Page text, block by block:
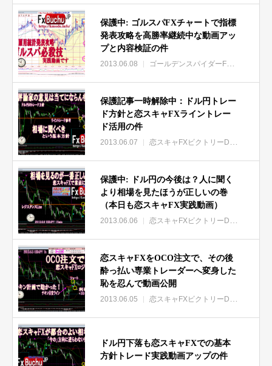
保護中: ゴルスパFXチャートで指標
発表攻略を高勝率継続中な動画アッ
プと内容検証の件
2013.06.08 ゴールデンスパイダーFX特集
保護記事一時解除中：ドル円トレー
ド方針と恋スキャFXライントレー
ド活用の件
2013.06.07 恋スキャFXビクトリーDX特集
保護中: ドル円の今後は？人に聞く
より相場を見たほうが正しいの巻
（本日も恋スキャFX実践動画）
2013.06.06 恋スキャFXビクトリーDX特集
恋スキャFXをOCO注文で、その後
酔っ払い専業トレーダーへ変身した
恥を忍んで動画公開
2013.06.05 恋スキャFXビクトリーDX特集
ドル円下落も恋スキャFXでの基本
方針トレード実践動画アップの件